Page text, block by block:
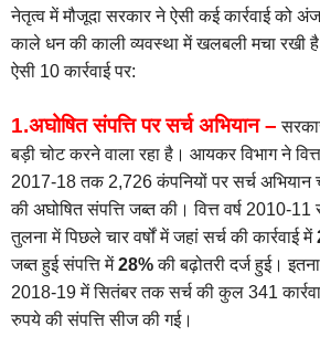
नेतृत्व में मौजूदा सरकार ने ऐसी कई कार्रवाई को
काले धन की काली व्यवस्था में खलबली मचा रखी
ऐसी 10 कार्रवाई पर:
1.अघोषित संपत्ति पर सर्च अभियान –
बड़ी चोट करने वाला रहा है। आयकर विभाग ने
2017-18 तक 2,726 कंपनियों पर सर्च
की अघोषित संपत्ति जब्त की। वित्त वर्ष 2010-
तुलना में पिछले चार वर्षों में जहां सर्च की कार्रवाई में
जब्त हुई संपत्ति में28%की बढ़ोतरी दर्ज हुई। इतना
2018-19 में सितंबर तक सर्च की कुल 341
रुपये की संपत्ति सीज की गई।